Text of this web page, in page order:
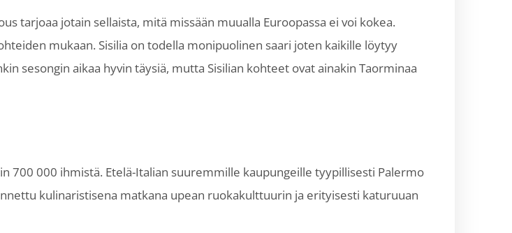
tarjoaa jotain sellaista, mitä missään muualla Euroopassa ei voi kokea.
mukaan. Sisilia on todella monipuolinen saari joten kaikille löytyy
sesongin aikaa hyvin täysiä, mutta Sisilian kohteet ovat ainakin Taorminaa
700 000 ihmistä. Etelä-Italian suuremmille kaupungeille tyypillisesti Palermo
kulinaristisena matkana upean ruokakulttuurin ja erityisesti katuruuan